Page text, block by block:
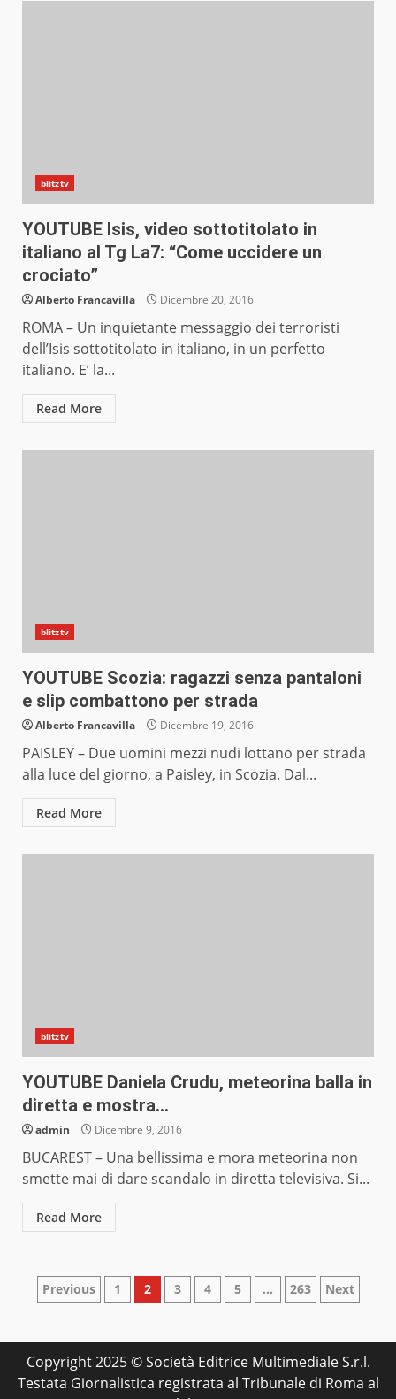
blitztv
YOUTUBE Isis, video sottotitolato in
italiano al Tg La7: “Come uccidere un
crociato”
Alberto Francavilla Dicembre 20, 2016
ROMA – Un inquietante messaggio dei terroristi
dell’Isis sottotitolato in italiano, in un perfetto
italiano. E’ la...
Read More
blitztv
YOUTUBE Scozia: ragazzi senza pantaloni
e slip combattono per strada
Alberto Francavilla Dicembre 19, 2016
PAISLEY – Due uomini mezzi nudi lottano per strada
alla luce del giorno, a Paisley, in Scozia. Dal...
Read More
blitztv
YOUTUBE Daniela Crudu, meteorina balla in
diretta e mostra…
admin Dicembre 9, 2016
BUCAREST – Una bellissima e mora meteorina non
smette mai di dare scandalo in diretta televisiva. Si...
Read More
Paginazione
articoli
Previous 1 2 3 4 5 … 263 Next
Copyright 2025 © Società Editrice Multimediale S.r.l.
Testata Giornalistica registrata al Tribunale di Roma al